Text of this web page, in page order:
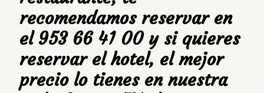
recomendamos reservar en
el 953 66 41 00 y si quieres
reservar el hotel, el mejor
precio lo tienes en nuestra